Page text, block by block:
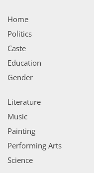
Home
Politics
Caste
Education
Gender
Literature
Music
Painting
Performing Arts
Science